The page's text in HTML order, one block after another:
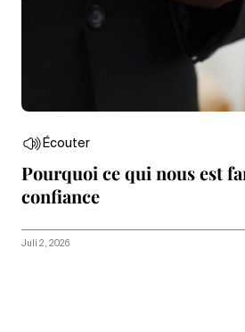
Écouter
Pourquoi ce qui nous est
confiance
Juli 2, 2026